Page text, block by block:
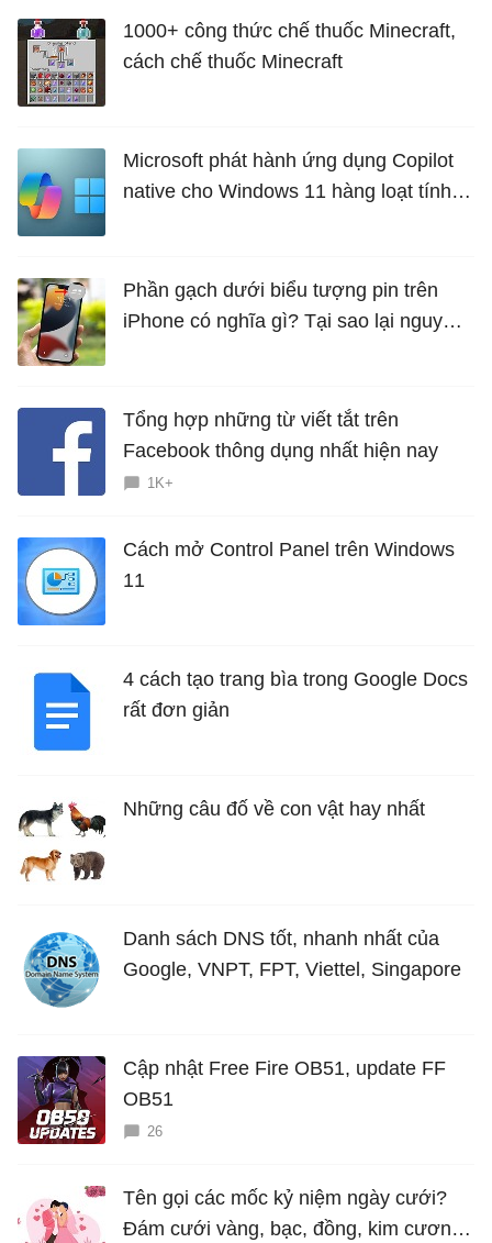
1000+ công thức chế thuốc Minecraft,
cách chế thuốc Minecraft
Microsoft phát hành ứng dụng Copilot
native cho Windows 11 hàng loạt tính
Phần gạch dưới biểu tượng pin trên
iPhone có nghĩa gì? Tại sao lại nguy
Tổng hợp những từ viết tắt trên
Facebook thông dụng nhất hiện nay
1K+
Cách mở Control Panel trên Windows
11
4 cách tạo trang bìa trong Google Docs
rất đơn giản
Những câu đố về con vật hay nhất
Danh sách DNS tốt, nhanh nhất của
Google, VNPT, FPT, Viettel, Singapore
Cập nhật Free Fire OB51, update FF
OB51
26
Tên gọi các mốc kỷ niệm ngày cưới?
Đám cưới vàng, bạc, đồng, kim cương